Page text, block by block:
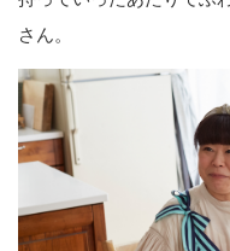
さん。